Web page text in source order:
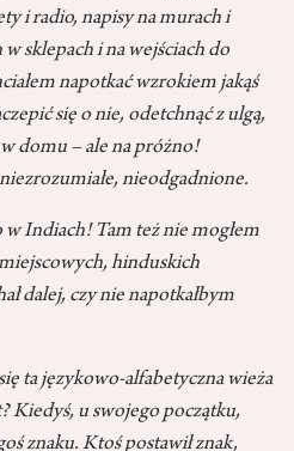
i radio, napisy na murach i
sklepach i na wejściach do
napotkać wzrokiem jakąś
się o nie, odetchnąć z ulgą,
domu – ale na próżno!
nieodgadnione.
Tam też nie mogłem
hinduskich
dalej, czy nie napotkałbym
ta językowo-alfabetyczna wieża
Kiedyś, u swojego początku,
znaku. Ktoś postawił znak,